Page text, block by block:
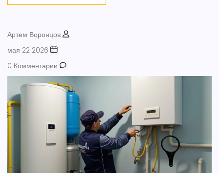
Артем Воронцов
мая 22 2026
0 Комментарии